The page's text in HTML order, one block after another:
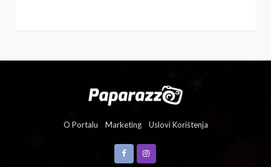
O Portalu Marketing Uslovi Korištenja